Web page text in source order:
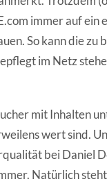
immer auf ein
So kann die zu
im Netz
mit Inhalten
wert sind.
bei Daniel
Natürlich